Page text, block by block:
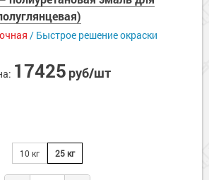
для металла
для фасада
/ Быстрое решение окраски
17425 руб/шт
10 кг 25 кг